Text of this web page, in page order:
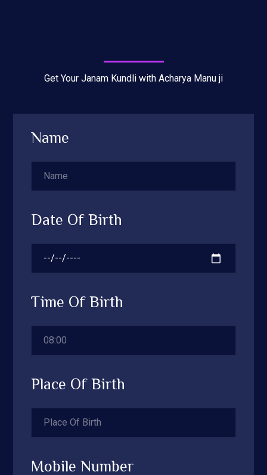
Get Your Janam Kundli with Acharya Manu ji
Name
Date Of Birth
Time Of Birth
Place Of Birth
Mobile Number